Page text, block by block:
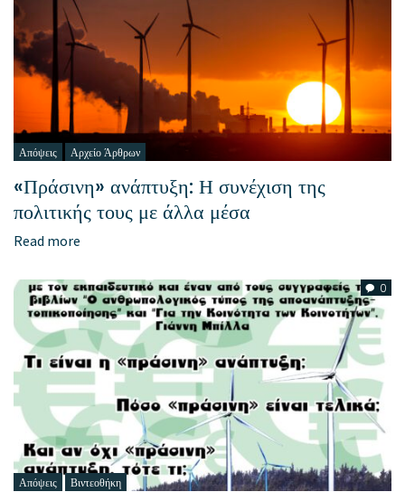
Απόψεις Αρχείο Άρθρων
«Πράσινη» ανάπτυξη: Η συνέχιση της
πολιτικής τους με άλλα μέσα
Read more
0
Απόψεις Βιντεοθήκη